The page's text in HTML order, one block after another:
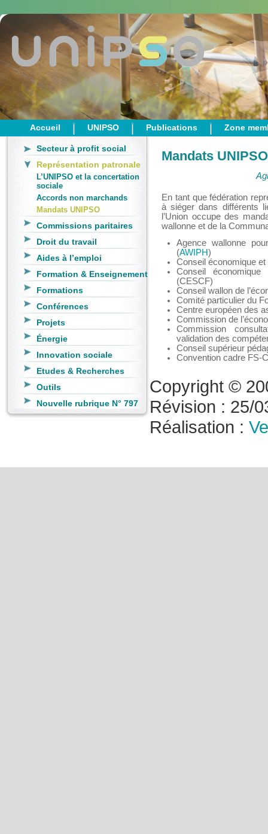
Accueil UNIPSO Publications Zone
Secteur à profit social
Représentation patronale
L’UNIPSO et la concertation
sociale
Accords non marchands
Mandats UNIPSO
Commissions paritaires
Droit du travail
Aides à l’emploi
Formation & Enseignement
Formations
Conférences
Projets
Énergie
Innovation sociale
Etudes & Recherches
Outils
Nouvelle rubrique N° 797
Mandats UNIPSO
En tant que fédération
à siéger dans différents
l’Union occupe des
wallonne et de la
Agence wallonne
(AWIPH)
Conseil économique
Conseil
(CESCF)
Conseil wallon de
Comité particulier du
Centre européen des
Commission de
Commission
validation des
Conseil supérieur
Convention cadre FS-
Copyright ©
Révision : 25/
Réalisation :